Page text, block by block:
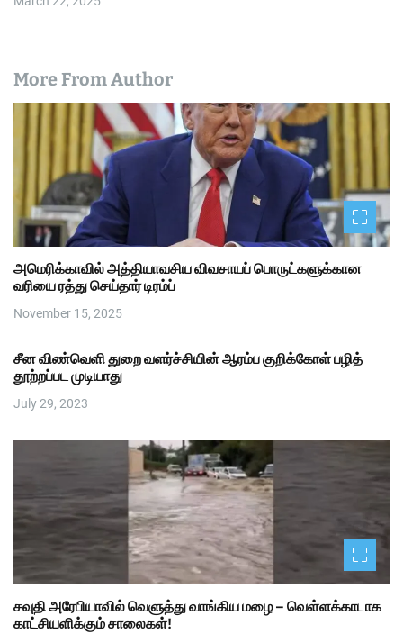
More From Author
அமெரிக்காவில் அத்தியாவசிய விவசாயப் பொருட்களுக்கான
வரியை ரத்து செய்தார் டிரம்ப்
November 15, 2025
சீன விண்வெளி துறை வளர்ச்சியின் ஆரம்ப குறிக்கோள் பழித்
தூற்றப்பட முடியாது
July 29, 2023
சவுதி அரேபியாவில் வெளுத்து வாங்கிய மழை – வெள்ளக்காடாக
காட்சியளிக்கும் சாலைகள்!